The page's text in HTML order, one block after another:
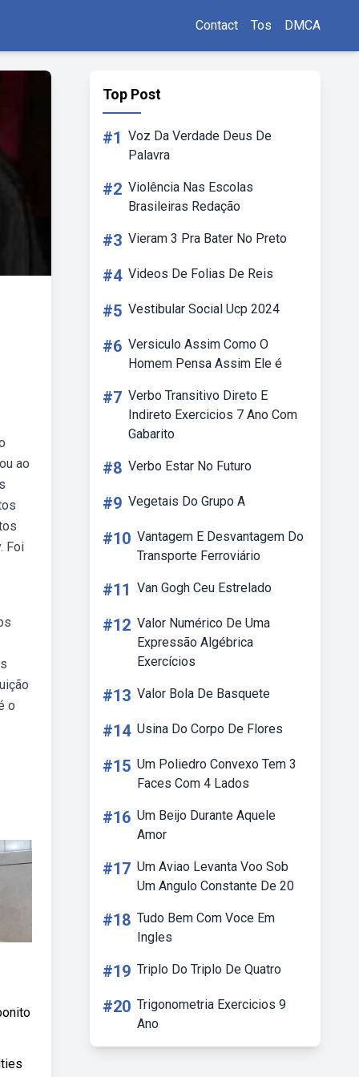
Contact Tos DMCA
ao
Foi
o
Top Post
#1 Voz Da Verdade Deus De
Palavra
#2 Violência Nas Escolas
Brasileiras Redação
#3 Vieram 3 Pra Bater No Preto
#4 Videos De Folias De Reis
#5 Vestibular Social Ucp 2024
#6 Versiculo Assim Como O
Homem Pensa Assim Ele é
#7 Verbo Transitivo Direto E
Indireto Exercicios 7 Ano Com
Gabarito
#8 Verbo Estar No Futuro
#9 Vegetais Do Grupo A
#10 Vantagem E Desvantagem Do
Transporte Ferroviário
#11 Van Gogh Ceu Estrelado
#12 Valor Numérico De Uma
Expressão Algébrica
Exercícios
#13 Valor Bola De Basquete
#14 Usina Do Corpo De Flores
#15 Um Poliedro Convexo Tem 3
Faces Com 4 Lados
#16 Um Beijo Durante Aquele
Amor
#17 Um Aviao Levanta Voo Sob
Um Angulo Constante De 20
#18 Tudo Bem Com Voce Em
Ingles
#19 Triplo Do Triplo De Quatro
#20 Trigonometria Exercicios 9
Ano